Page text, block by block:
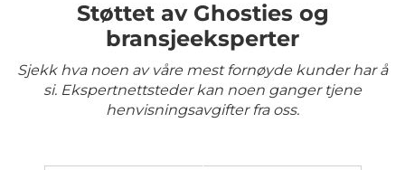
Støttet av Ghosties og
bransjeeksperter
Sjekk hva noen av våre mest fornøyde kunder har å
si. Ekspertnettsteder kan noen ganger tjene
henvisningsavgifter fra oss.